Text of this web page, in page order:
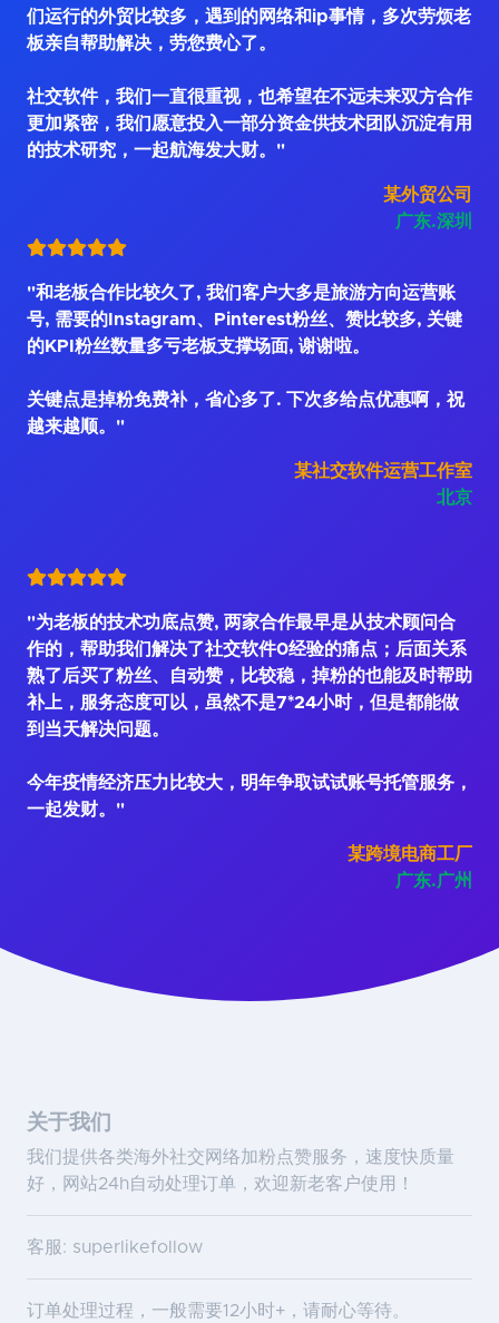
们运行的外贸比较多，遇到的网络和ip事情，多次劳烦老
板亲自帮助解决，劳您费心了。
社交软件，我们一直很重视，也希望在不远未来双方合作
更加紧密，我们愿意投入一部分资金供技术团队沉淀有用
的技术研究，一起航海发大财。"
某外贸公司
广东.深圳
"和老板合作比较久了, 我们客户大多是旅游方向运营账
号, 需要的Instagram、Pinterest粉丝、赞比较多, 关键
的KPI粉丝数量多亏老板支撑场面, 谢谢啦。
关键点是掉粉免费补，省心多了. 下次多给点优惠啊，祝
越来越顺。"
某社交软件运营工作室
北京
"为老板的技术功底点赞, 两家合作最早是从技术顾问合
作的，帮助我们解决了社交软件0经验的痛点；后面关系
熟了后买了粉丝、自动赞，比较稳，掉粉的也能及时帮助
补上，服务态度可以，虽然不是7*24小时，但是都能做
到当天解决问题。
今年疫情经济压力比较大，明年争取试试账号托管服务，
一起发财。"
某跨境电商工厂
广东.广州
关于我们
我们提供各类海外社交网络加粉点赞服务，速度快质量
好，网站24h自动处理订单，欢迎新老客户使用！
客服: superlikefollow
订单处理过程，一般需要12小时+，请耐心等待。